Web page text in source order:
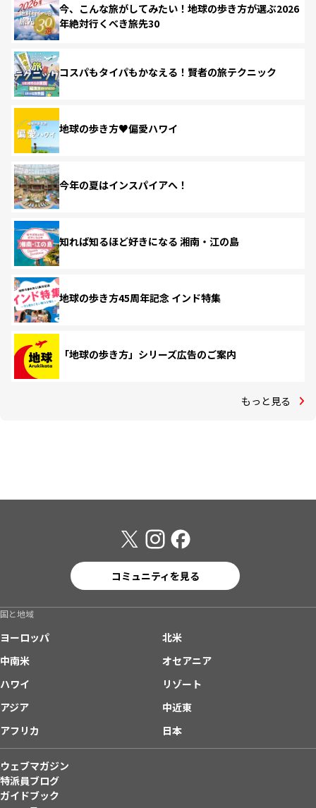
今、こんな旅がしてみたい！地球の歩き方が選ぶ2026
年絶対行くべき旅先30
コスパもタイパもかなえる！賢者の旅テクニック
地球の歩き方♥偏愛ハワイ
今年の夏はインスパイアへ！
知れば知るほど好きになる 湘南・江の島
地球の歩き方45周年記念 インド特集
「地球の歩き方」シリーズ広告のご案内
もっと見る
コミュニティを見る
国と地域
ヨーロッパ
北米
中南米
オセアニア
ハワイ
リゾート
アジア
中近東
アフリカ
日本
ウェブマガジン
特派員ブログ
ガイドブック